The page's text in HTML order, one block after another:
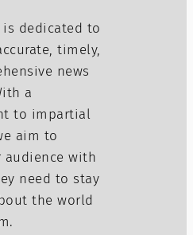
is dedicated to
timely,
news
a
to impartial
aim to
audience with
need to stay
the world